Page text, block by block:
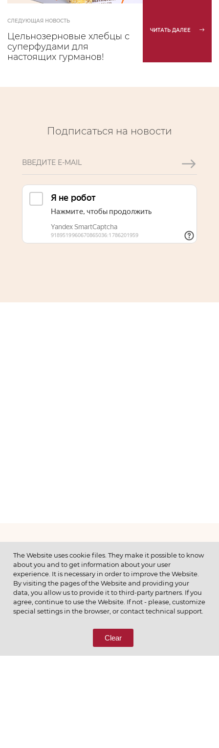
СЛЕДУЮЩАЯ НОВОСТЬ
Цельнозерновые хлебцы с
суперфудами для
настоящих гурманов!
ЧИТАТЬ ДАЛЕЕ
Подписаться на новости
МЕНЮ
© 2026 ОАО
ПОЗВОНИТЕ НАМ
8 (800) 333-65-66
The Website uses cookie files. They make it possible to know
about you and to get information about your user
experience. It is necessary in order to improve the Website.
By visiting the pages of the Website and providing your
data, you allow us to provide it to third-party partners. If you
agree, continue to use the Website. If not - please, customize
special settings in the browser, or contact technical support.
Clear